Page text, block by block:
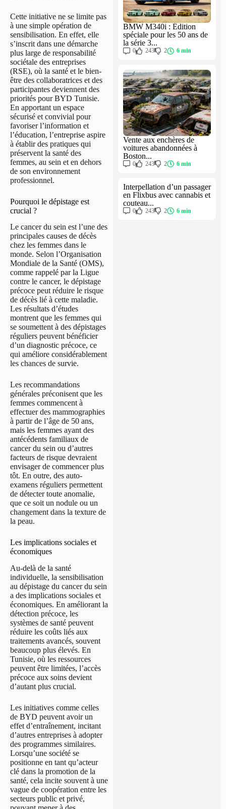
Cette initiative ne se limite pas
à une simple opération de
sensibilisation. En effet, elle
s’inscrit dans une démarche
plus large de responsabilité
sociétale des entreprises
(RSE), où la santé et le bien-
être des collaboratrices et des
participantes deviennent des
priorités pour BYD Tunisie.
En apportant un espace
sécurisé et convivial pour
favoriser l’information et
l’éducation, l’entreprise aspire
à établir des pratiques qui
préservent la santé des
femmes, au sein et en dehors
de son environnement
professionnel.
Pourquoi le dépistage est
crucial ?
Le cancer du sein est l’une des
principales causes de décès
chez les femmes dans le
monde. Selon l’Organisation
Mondiale de la Santé (OMS),
comme rappelé par la Ligue
contre le cancer, le dépistage
précoce peut réduire le risque
de décès lié à cette maladie.
Les résultats d’études
montrent que les femmes qui
se soumettent à des dépistages
réguliers peuvent bénéficier
d’un diagnostic précoce, ce
qui améliore considérablement
les chances de survie.
Les recommandations
générales préconisent que les
femmes commencent à
effectuer des mammographies
à partir de l’âge de 50 ans,
mais les femmes ayant des
antécédents familiaux de
cancer du sein ou d’autres
facteurs de risque devraient
envisager de commencer plus
tôt. En outre, des auto-
examens réguliers permettent
de détecter toute anomalie,
que ce soit un nodule ou un
changement dans la texture de
la peau.
Les implications sociales et
économiques
Au-delà de la santé
individuelle, la sensibilisation
au dépistage du cancer du sein
a des implications sociales et
économiques. En améliorant la
détection précoce, les
systèmes de santé peuvent
réduire les coûts liés aux
traitements avancés, souvent
beaucoup plus élevés. En
Tunisie, où les ressources
peuvent être limitées, l’accès
précoce aux soins devient
d’autant plus crucial.
Les initiatives comme celles
de BYD peuvent avoir un
effet d’entraînement, incitant
d’autres entreprises à adopter
des programmes similaires.
Lorsqu’une société se
positionne en tant qu’acteur
clé dans la promotion de la
santé, cela incite souvent à une
vague de coopération entre les
secteurs public et privé,
BMW M340i : Édition
spéciale pour les 50 ans de
la série 3...
0 243 2 6 min
Vente aux enchères de
voitures abandonnées à
Boston...
0 243 2 6 min
Interpellation d’un passager
en Flixbus avec cannabis et
couteau...
0 243 2 6 min